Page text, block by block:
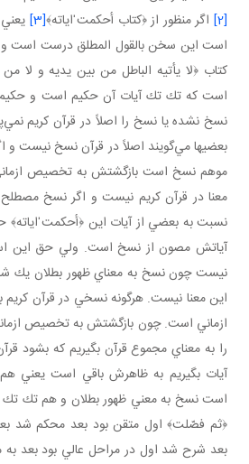
[2] اگر منظور از ﴿كتاب أحكمت ٰاياته﴾[3]
است اين سخن بالقول المطلق درست است
كتاب ﴿لا يأتيه الباطل من بين يديه و لا
است كه تك تك آيات آن حكيم است و
نسخ نشده يا نسخ را اصلاً در قرآن كريم
بعضيها مي‌گويند اصلاً در قرآن نسخ نيست و
موهم نسخ است بازگشتش به تخصيص
معنا در قرآن كريم نيست و اگر نسخ مصطلح
نسبت به بعضي از آيات اين ﴿أحكمت ٰاياته﴾
آياتش مصون از نسخ است. ولي حق اين
نيست چون نسخ به معناي ظهور بطلان يك
اين معنا نيست. هرگونه نسخي در قرآن
ازماني است. چون بازگشتش به تخصيص
را به معناي مجموع قرآن بگيريم كه بشود
آيات بگيريم به ظاهرش باقي است يعني
است نسخ به معني ظهور بطلان و هم تك
﴿ثم فصّلت﴾ اول متقن بود بعد محكم شد
بعد شرح شد اول در مراحل عالي بود بعد به